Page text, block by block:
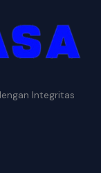
Integritas